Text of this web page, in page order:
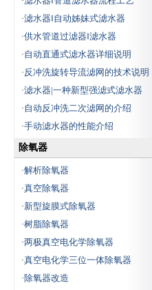
公司确立了"以质量求生存,以效益
求发展"的质量方针;遵循"人人为我,我
为人人"的企业信念;以优质的节能环保
设备为用户带来巨大的经济效益是我
们神美最大的目标和追求.连云港市神
美电力辅机有限公司特会更加拼搏、
创造美好的未来.
·滤水器‖自动姊妹式滤水器
·供水管道过滤器‖滤水器
·自动直通式滤水器详细说明
·反冲洗旋转导流滤网的技术说明
·滤水器|一种新型强滤式滤水器
·自动反冲洗二次滤网的介绍
·手动滤水器的性能介绍
除氧器
·解析除氧器
·真空除氧器
·新型旋膜式除氧器
·树脂除氧器
·两极真空电化学除氧器
·真空电化学三位一体除氧器
·除氧器改造